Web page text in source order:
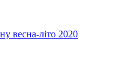
весна-літо 2020